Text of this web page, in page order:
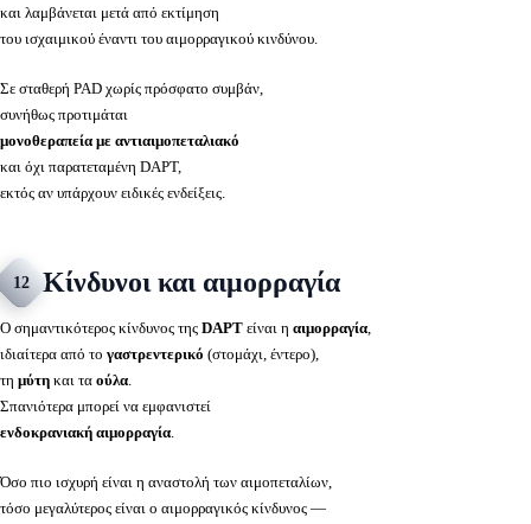
και λαμβάνεται μετά από εκτίμηση
του ισχαιμικού έναντι του αιμορραγικού κινδύνου.
Σε σταθερή PAD χωρίς πρόσφατο συμβάν,
συνήθως προτιμάται
μονοθεραπεία με αντιαιμοπεταλιακό
και όχι παρατεταμένη DAPT,
εκτός αν υπάρχουν ειδικές ενδείξεις.
12 Κίνδυνοι και αιμορραγία
Ο σημαντικότερος κίνδυνος της DAPT είναι η αιμορραγία,
ιδιαίτερα από το γαστρεντερικό (στομάχι, έντερο),
τη μύτη και τα ούλα.
Σπανιότερα μπορεί να εμφανιστεί
ενδοκρανιακή αιμορραγία.
Όσο πιο ισχυρή είναι η αναστολή των αιμοπεταλίων,
τόσο μεγαλύτερος είναι ο αιμορραγικός κίνδυνος —